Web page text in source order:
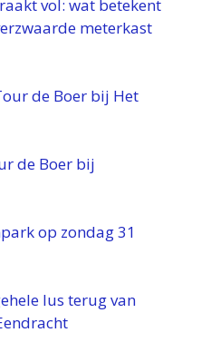
vol: wat betekent
meterkast
de Boer bij Het
de Boer bij
op zondag 31
lus terug van